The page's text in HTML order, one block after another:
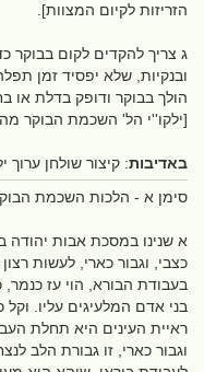
הזריזות לקיום המצוות].
ג צריך להקדים לקום בבוקר
ובנקיות, שלא יפסיד זמן
הולך בבוקר ודופק בדלת או
[ילקו''י הל' השכמת הבוקר
באדיבות: קיצור שולחן ערוך
סימן א - הלכות השכמת
א שנינו במסכת אבות יהודה
כצבי, וגבור כארי, לעשות
בעבודת הבורא, הוי עז
בני אדם המלעיגים עליו.
ראיית העינים היא תחלת
וגבור כארי, זו גבורת הלב